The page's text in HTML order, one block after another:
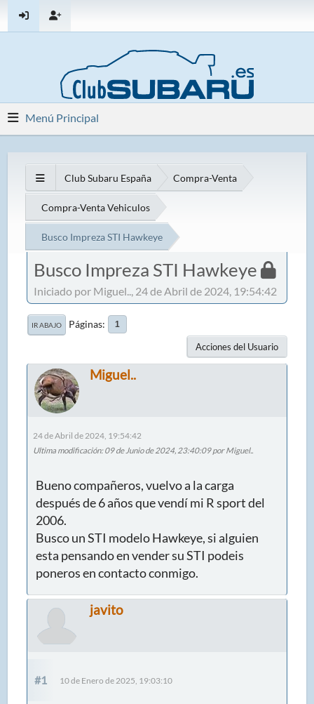
Menú Principal
Club Subaru España Compra-Venta
Compra-Venta Vehiculos
Busco Impreza STI Hawkeye
Busco Impreza STI Hawkeye
Iniciado por Miguel.., 24 de Abril de 2024, 19:54:42
IR ABAJO Páginas 1
Acciones del Usuario
Miguel..
24 de Abril de 2024, 19:54:42
Ultima modificación: 09 de Junio de 2024, 23:40:09 por Miguel..
Bueno compañeros, vuelvo a la carga
después de 6 años que vendí mi R sport del
2006.
Busco un STI modelo Hawkeye, si alguien
esta pensando en vender su STI podeis
poneros en contacto conmigo.
javito
#1 10 de Enero de 2025, 19:03:10